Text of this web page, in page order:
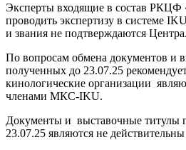
Эксперты входящие в состав РКЦФ
проводить экспертизу в системе
и звания не подтверждаются
По вопросам обмена документов и
полученных до 23.07.25
кинологические организации
членами МКС-IKU.
Документы и выставочные титулы
23.07.25 являются не